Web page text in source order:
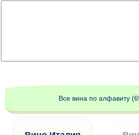
Все вина по алфавиту